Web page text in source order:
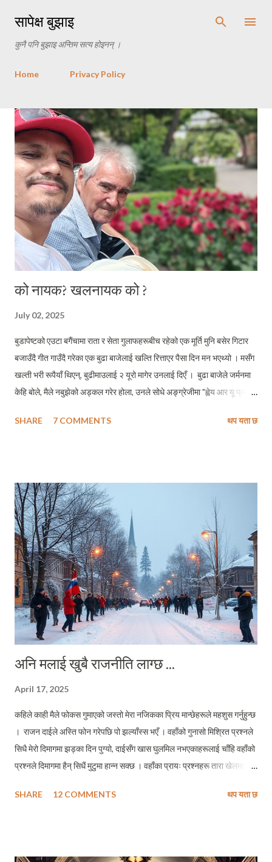
सापेक्ष बुझाइ
कुनै पनि बुझाइ अन्तिम सत्य होइनन् ।
Home Privacy Policy
को नायक? खलनायक को ?
July 02, 2025
बुडापेष्टको एउटा बगैंचामा राता र सेता गुलाफहरूबीच रहेको एक मूर्ति मुनि बसेर गिटार
बजाउँदै गीत गाउँदै गरेका एक बुढा बाजेलाई खल्ति रित्ताएर पैसा दिन मन भएथ्यो । मसँग
खल्ती भरी रूपैयाँ थिएन्, बुढीमाउलाई २ यूरो मागेर उनलाई दिएँ । बुढा बाजेले जर्मनमा
केहि बोले, मैले नबुझेको अड्कल गरेर होला, उनले सोधे अङ्ग्रेजीमा "ह्वेय आर यू फ्रम
बडो उत्साहित हुँदै प्रश्न गरे । मलाई झुटो बोल्न प्रायः सकस पर्छ, यसैकारण, मैले
हिमालहरू सम्झिएर, मलाई चाँहि मेरो घर सम्झाए । मैले नबुझ्ने भाषामा मन छुने संगित
भरेर ती बाजेले पूर्ववतः गीतको भाका हाल्न थाले । उनको गायकी र उनले झंकार
निकालेको गिटारको धुन पर पर सम्म पुगिरहेथ्यो, मानिसहरू प्रायः फर्केर एकपटक उ...
SHARE 7 COMMENTS थप यता छ
अनि मलाई खुबै राजनीति लाग्छ ...
April 17, 2025
कहिले काही मैले फोकस गुमाएको जस्तो मेरा नजिकका प्रिय मान्छेहरूले महशुस गर्नुहुन्छ
। राजन दाईले अस्ति फोन गरेपछि पो झल्याँस्स भएँ । वहाँको गुनासो मिश्रित प्रश्नले
सिधै मेरो दिमागमा झड्का दिन पुग्यो, दाईसँग खास घुलमिल नभएकाहरूलाई चाँहि वहाँको
प्रश्नले दिमागमा हैन् सिधैं मुटुमा हान्न सक्छ । वहाँका प्रायः प्रश्नहरू तारा खेलमा
झङ्कार लेराउने प्रश्न थियो वहाँको, "हैन पाक्षिक रूपमा ब्लग अद्यावद्यिक (अपडेट) गर्छु
SHARE 12 COMMENTS थप यता छ